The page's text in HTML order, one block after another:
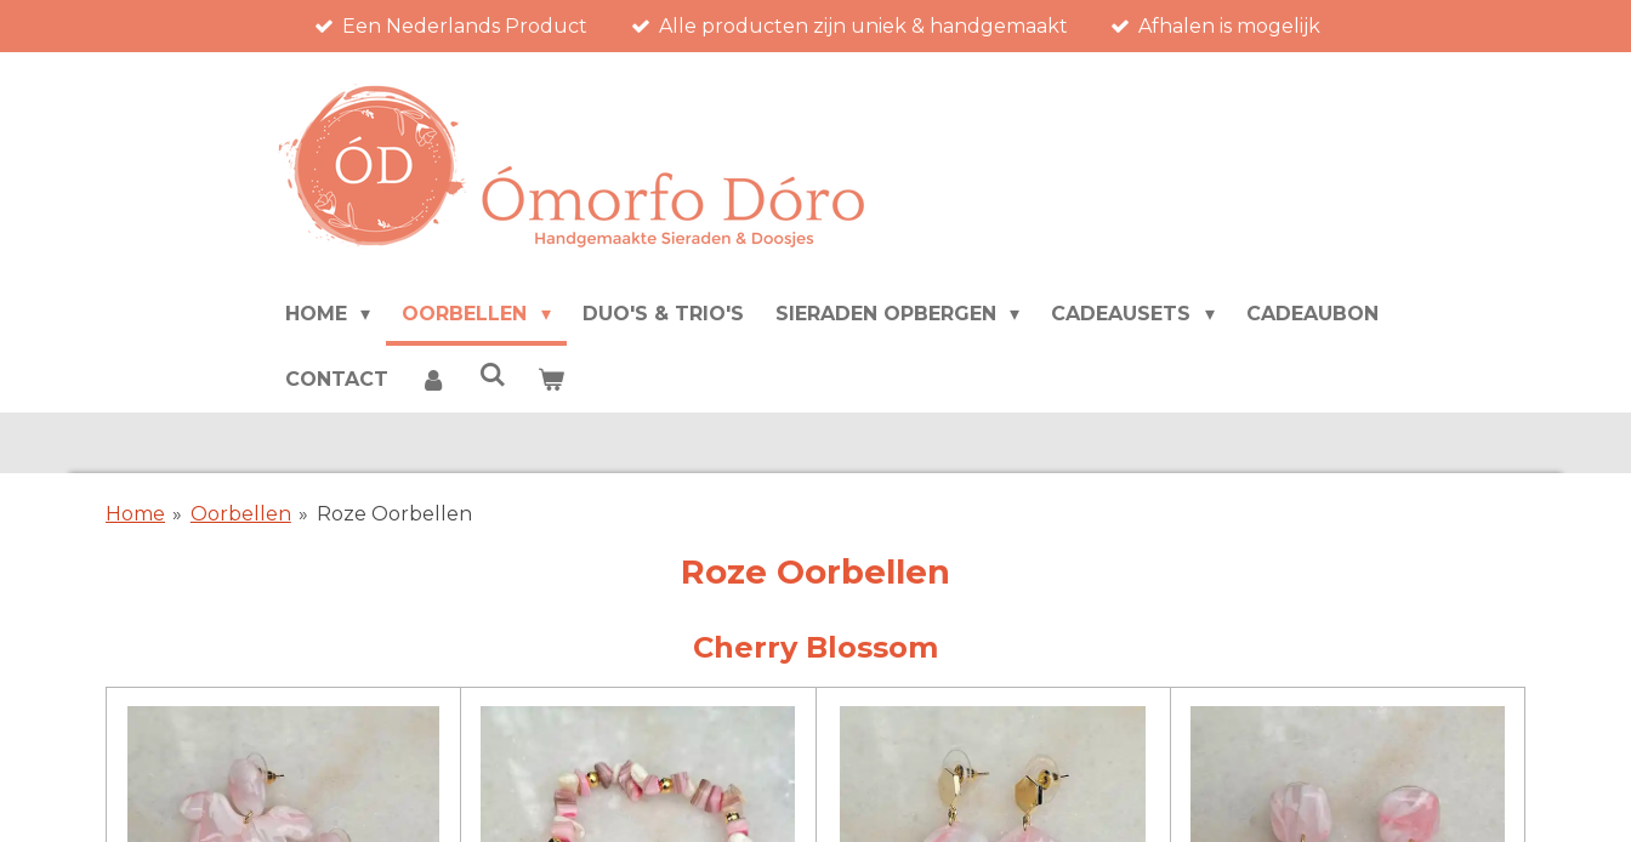
Een Nederlands Product Alle producten zijn uniek & handgemaakt Afhalen is mogelijk
HOME OORBELLEN DUO'S & TRIO'S SIERADEN OPBERGEN CADEAUSETS CADEAUBON
CONTACT
Home » Oorbellen » Roze Oorbellen
Roze Oorbellen
Cherry Blossom